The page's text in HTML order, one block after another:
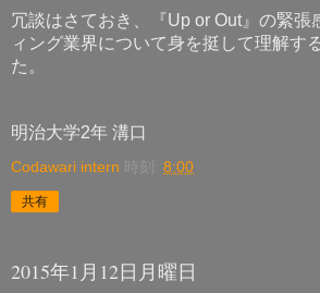
冗談はさておき、『Up or Out』の緊張
ィング業界について身を挺して理解す
た。
明治大学2年 溝口
Codawari intern 時刻: 8:00
共有
2015年1月12日月曜日